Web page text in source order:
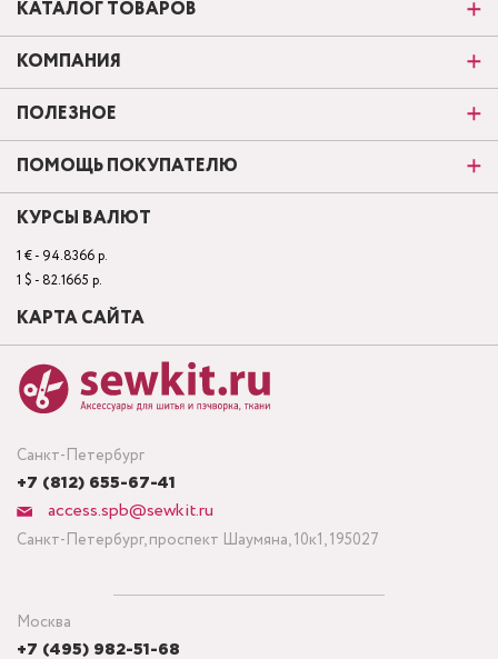
Санкт-Петербург
+7 (812) 655-67-41
access.spb@sewkit.ru
Санкт-Петербург, проспект Шаумяна, 10к1, 195027
Москва
+7 (495) 982-51-68
КАТАЛОГ ТОВАРОВ
КОМПАНИЯ
ПОЛЕЗНОЕ
ПОМОЩЬ ПОКУПАТЕЛЮ
КУРСЫ ВАЛЮТ
1 € - 94.8366 р.
1 $ - 82.1665 р.
КАРТА САЙТА